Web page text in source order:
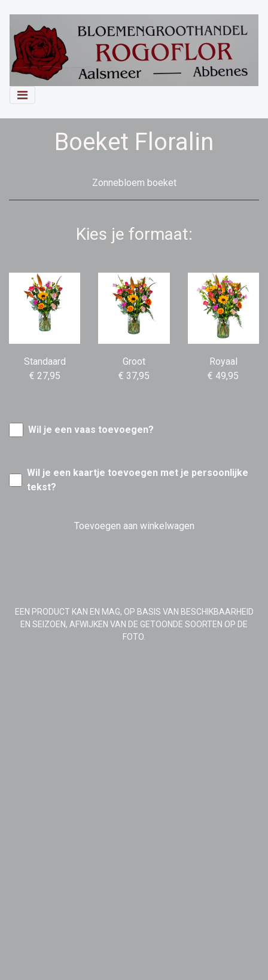
Boeket Floralin
Zonnebloem boeket
Kies je formaat:
Standaard
€ 27,95
Groot
€ 37,95
Royaal
€ 49,95
Wil je een vaas toevoegen?
Wil je een kaartje toevoegen met je persoonlijke
tekst?
Toevoegen aan winkelwagen
EEN PRODUCT KAN EN MAG, OP BASIS VAN BESCHIKBAARHEID
EN SEIZOEN, AFWIJKEN VAN DE GETOONDE SOORTEN OP DE
FOTO.